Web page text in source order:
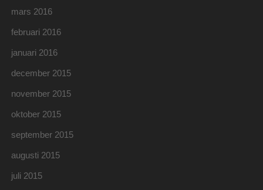
mars 2016
februari 2016
januari 2016
december 2015
november 2015
oktober 2015
september 2015
augusti 2015
juli 2015